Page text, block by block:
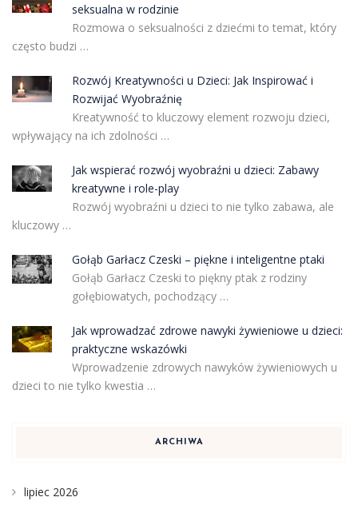
seksualna w rodzinie
Rozmowa o seksualności z dziećmi to temat, który
często budzi …
Rozwój Kreatywności u Dzieci: Jak Inspirować i
Rozwijać Wyobraźnię
Kreatywność to kluczowy element rozwoju dzieci,
wpływający na ich zdolności …
Jak wspierać rozwój wyobraźni u dzieci: Zabawy
kreatywne i role-play
Rozwój wyobraźni u dzieci to nie tylko zabawa, ale
kluczowy …
Gołąb Garłacz Czeski – piękne i inteligentne ptaki
Gołąb Garłacz Czeski to piękny ptak z rodziny
gołębiowatych, pochodzący …
Jak wprowadzać zdrowe nawyki żywieniowe u dzieci:
praktyczne wskazówki
Wprowadzenie zdrowych nawyków żywieniowych u
dzieci to nie tylko kwestia …
ARCHIWA
lipiec 2026